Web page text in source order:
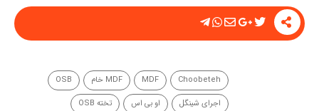
Choobeteh
MDF MDF خام
OSB
اجرای شینگل
او بی اس
تخته OSB